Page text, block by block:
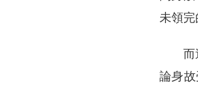
未領完
而
論身